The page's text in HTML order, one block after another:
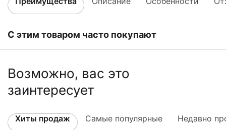
С этим товаром часто покупают
Возможно, вас это
заинтересует
Хиты продаж Самые популярные Недавно